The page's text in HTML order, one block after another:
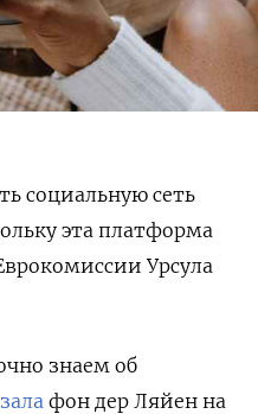
социальную сеть
эта платформа
Урсула
знаем об
фон дер Ляйен на